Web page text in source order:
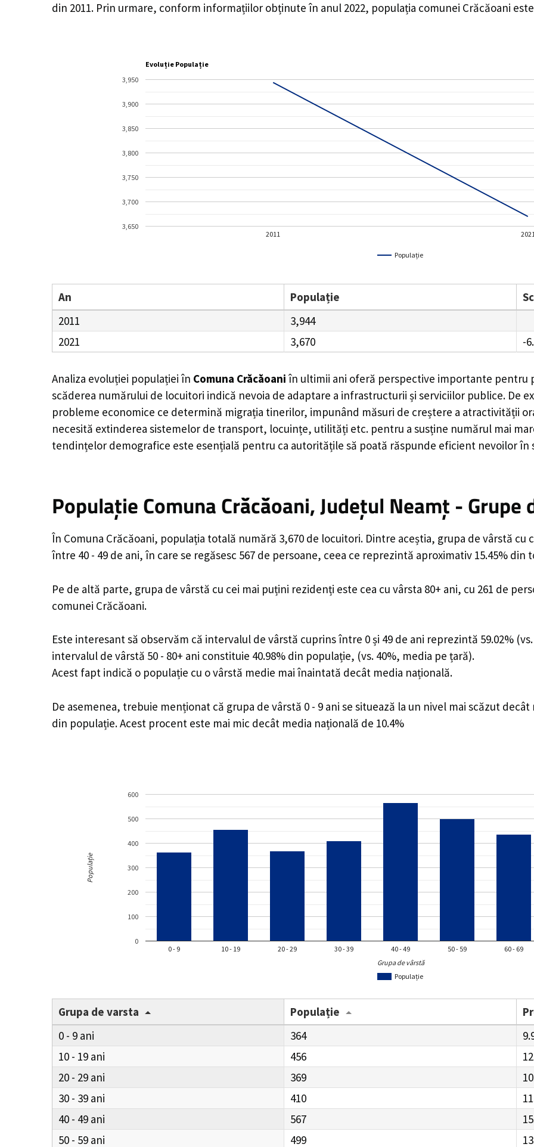
din 2011. Prin urmare, conform informațiilor obținute în anul 2022, populația comunei Crăcăoani
Evoluție Populație
Populație
2011 2021
3,650
3,700
3,750
3,800
3,850
3,900
3,950
An Populație
2011
3,944
2021
3,670 -
Analiza evoluției populației în Comuna Crăcăoani în ultimii ani oferă perspective importante pentru
scăderea numărului de locuitori indică nevoia de adaptare a infrastructurii și serviciilor publice. De
probleme economice ce determină migrația tinerilor, impunând măsuri de creștere a atractivității
necesită extinderea sistemelor de transport, locuințe, utilități etc. pentru a susține numărul mai
tendințelor demografice este esențială pentru ca autoritățile să poată răspunde eficient nevoilor
Populație Comuna Crăcăoani, Județul Neamț - Grupe
În Comuna Crăcăoani, populația totală numără 3,670 de locuitori. Dintre aceștia, grupa de vârstă cu
între 40 - 49 de ani, în care se regăsesc 567 de persoane, ceea ce reprezintă aproximativ 15.45% din
Pe de altă parte, grupa de vârstă cu cei mai puțini rezidenți este cea cu vârsta 80+ ani, cu 261 de
comunei Crăcăoani.
Este interesant să observăm că intervalul de vârstă cuprins între 0 și 49 de ani reprezintă 59.02%
intervalul de vârstă 50 - 80+ ani constituie 40.98% din populație, (vs. 40%, media pe țară).
Acest fapt indică o populație cu o vârstă medie mai înaintată decât media națională.
De asemenea, trebuie menționat că grupa de vârstă 0 - 9 ani se situează la un nivel mai scăzut
din populație. Acest procent este mai mic decât media națională de 10.4%
Populație
0 - 9 10 - 19 20 - 29 30 - 39 40 - 49 50 - 59 60 - 69
0
100
200
300
400
500
600
Grupa de vârstă
Populație
Grupa de varsta Populație
0 - 9
364
10 - 19
456
20 - 29
369
30 - 39
410
40 - 49
567
50 - 59
499